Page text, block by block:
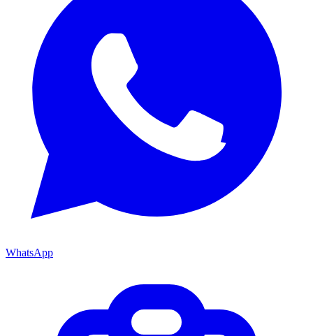
WhatsApp